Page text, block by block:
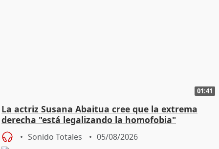
01:41
La actriz Susana Abaitua cree que la extrema
derecha "está legalizando la homofobia"
Sonido Totales 05/08/2026